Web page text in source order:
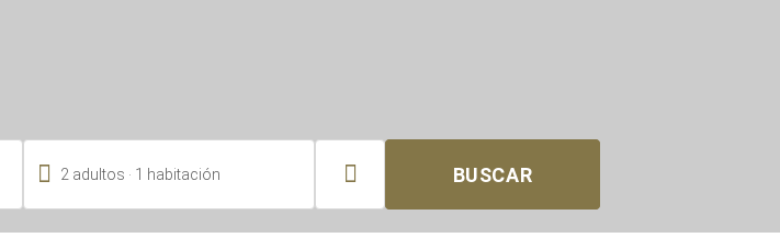
 2 adultos 1 habitación  BUSCAR